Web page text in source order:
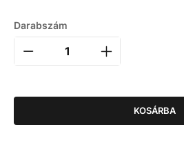
Darabszám
KOSÁRBA